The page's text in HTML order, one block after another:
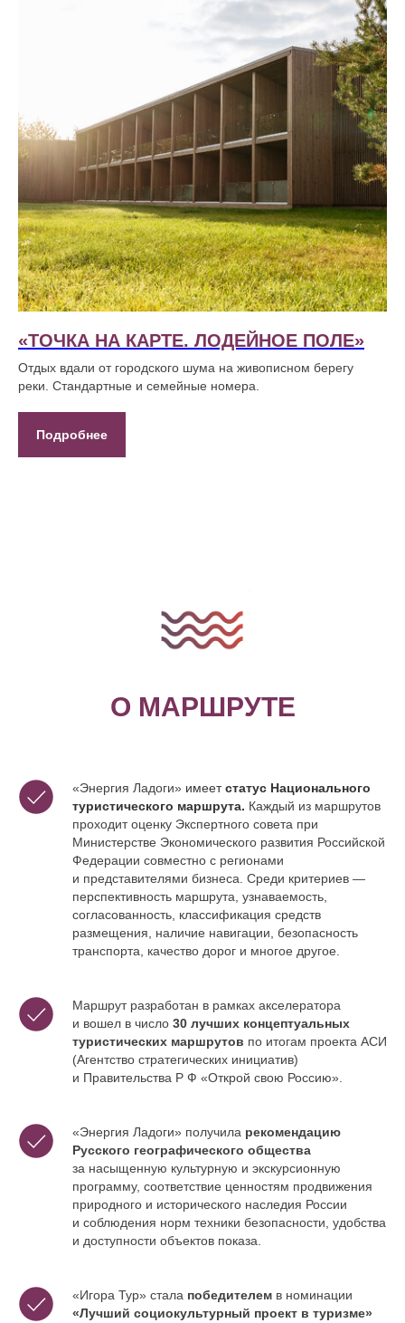
«ТОЧКА НА КАРТЕ. ЛОДЕЙНОЕ ПОЛЕ»
Отдых вдали от городского шума на живописном берегу
реки. Стандартные и семейные номера.
Подробнее
О МАРШРУТЕ
«Энергия Ладоги» имеетстатус Национального
туристического маршрута. Каждый из маршрутов
проходит оценку Экспертного совета при
Министерстве Экономического развития Российской
Федерации совместно с регионами
и представителями бизнеса. Среди критериев —
перспективность маршрута, узнаваемость,
согласованность, классификация средств
размещения, наличие навигации, безопасность
транспорта, качество дорог и многое другое.
Маршрут разработан в рамках акселератора
и вошел в число 30 лучших концептуальных
туристических маршрутов по итогам проекта АСИ
(Агентство стратегических инициатив)
и Правительства Р Ф «Открой свою Россию».
«Энергия Ладоги» получила рекомендацию
Русского географического общества
за насыщенную культурную и экскурсионную
программу, соответствие ценностям продвижения
природного и исторического наследия России
и соблюдения норм техники безопасности, удобства
и доступности объектов показа.
«Игора Тур» стала победителем в номинации
«Лучший социокультурный проект в туризме»